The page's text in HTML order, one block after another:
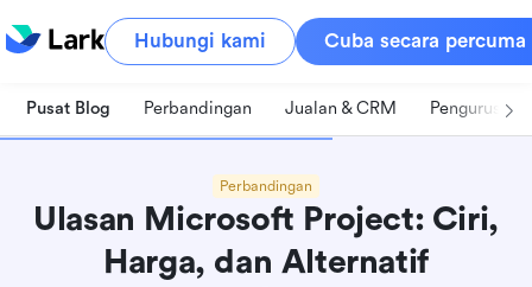
Hubungi kami Cuba secara percuma
Pusat Blog Perbandingan Jualan & CRM Pengurusan
Perbandingan
Ulasan Microsoft Project: Ciri,
Harga, dan Alternatif